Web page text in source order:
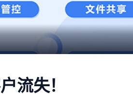
流失！